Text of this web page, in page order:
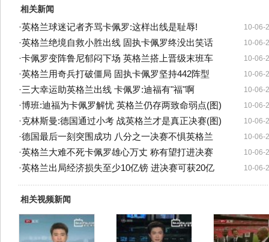
相关新闻
10-06-
·英格兰球迷记者齐骂卡佩罗:这样出线是耻辱!
10-06-
·英格兰绝境自救小胜出线 固执卡佩罗终没出笑话
10-06-
·卡佩罗变阵鲁尼郁闷下场 英格兰搭上晋级末班车
10-06-
·英格兰用奇兵打破僵局 固执卡佩罗坚持442阵型
10-06-
·三大幸运助英格兰出线 卡佩罗:迪福有"福"啊
10-06-
·博班:迪福为卡佩罗解忧 英格兰仍存两致命弱点(图)
10-06-
·克林斯曼:德国通过小考 战英格兰才是真正决赛(图)
10-06-
·德国最后一刻突围成功 八分之一决赛不惧英格兰
10-06-
·英格兰大难不死卡佩罗雄心万丈 称有望打进决赛
10-06-
·英格兰出局经济损失至少10亿镑 进决赛可获20亿
相关视频新闻